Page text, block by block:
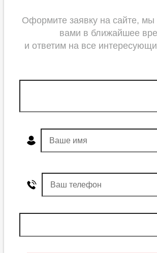
Оформите заявку на сайте, мы
вами в ближайшее
и ответим на все